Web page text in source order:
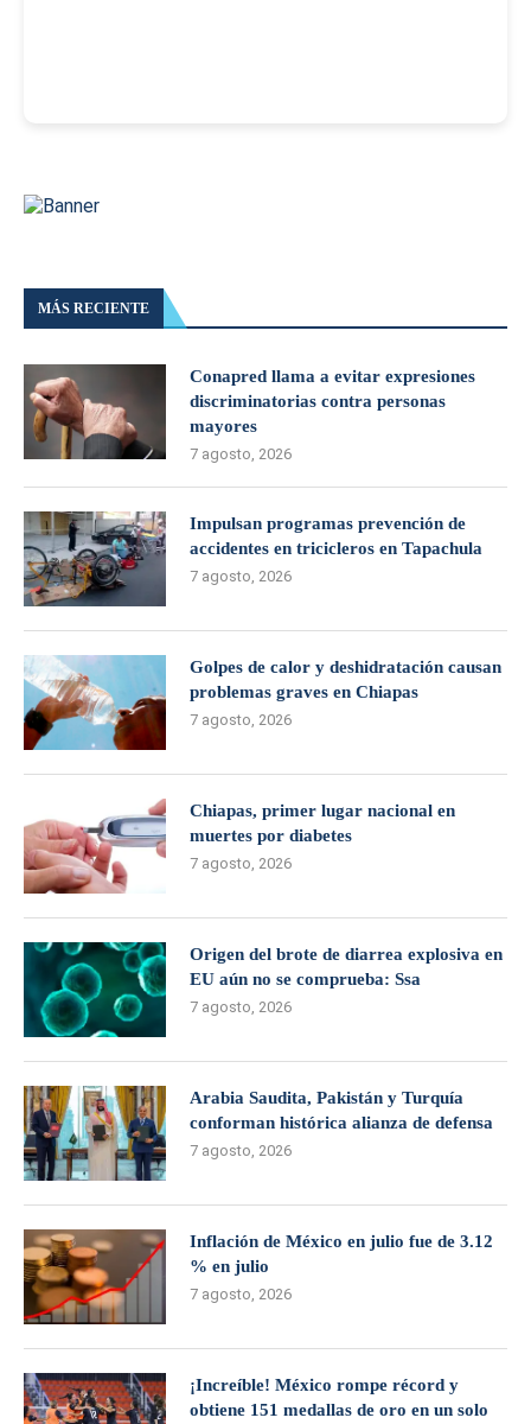
MÁS RECIENTE
Conapred llama a evitar expresiones
discriminatorias contra personas
mayores
7 agosto, 2026
Impulsan programas prevención de
accidentes en tricicleros en Tapachula
7 agosto, 2026
Golpes de calor y deshidratación causan
problemas graves en Chiapas
7 agosto, 2026
Chiapas, primer lugar nacional en
muertes por diabetes
7 agosto, 2026
Origen del brote de diarrea explosiva en
EU aún no se comprueba: Ssa
7 agosto, 2026
Arabia Saudita, Pakistán y Turquía
conforman histórica alianza de defensa
7 agosto, 2026
Inflación de México en julio fue de 3.12
% en julio
7 agosto, 2026
¡Increíble! México rompe récord y
obtiene 151 medallas de oro en un solo